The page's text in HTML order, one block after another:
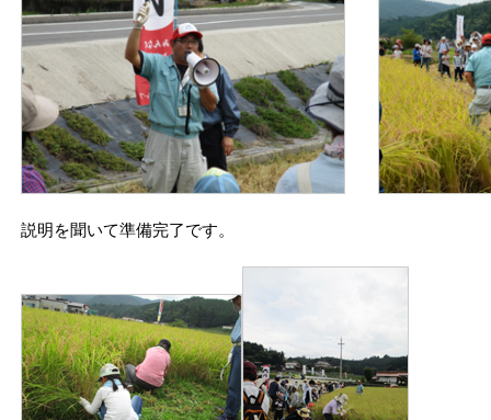
説明を聞いて準備完了です。